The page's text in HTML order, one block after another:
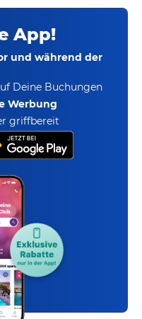
App!
und während der
Deine Buchungen
Werbung
griffbereit